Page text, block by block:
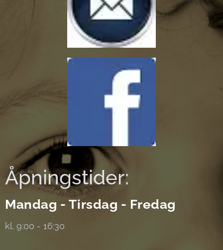
Åpningstider:
Mandag - Tirsdag - Fredag
kl. 9:00 - 16:30